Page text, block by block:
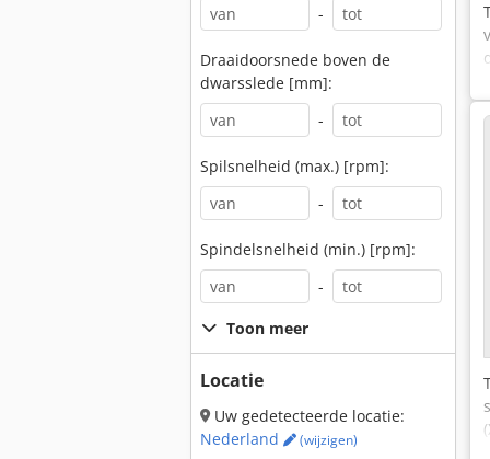
-
Draaidoorsnede boven de
dwarsslede [mm]:
-
Spilsnelheid (max.) [rpm]:
-
Spindelsnelheid (min.) [rpm]:
-
Toon meer
Locatie
Uw gedetecteerde locatie:
Nederland
(wijzigen)